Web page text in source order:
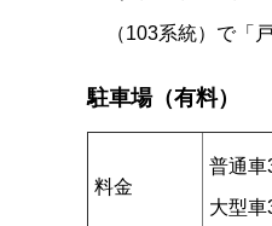
（103系統）で「
駐車場（有料）
料金
普通
大型